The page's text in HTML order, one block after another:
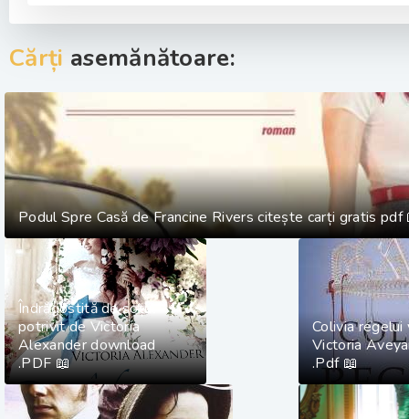
Cărți asemănătoare:
Podul Spre Casă de Francine Rivers citește carți gratis pdf
Îndrăgostită de soțul
potrivit de Victoria
Alexander download
.PDF 📖
Colivia
Victoria
.Pdf 📖